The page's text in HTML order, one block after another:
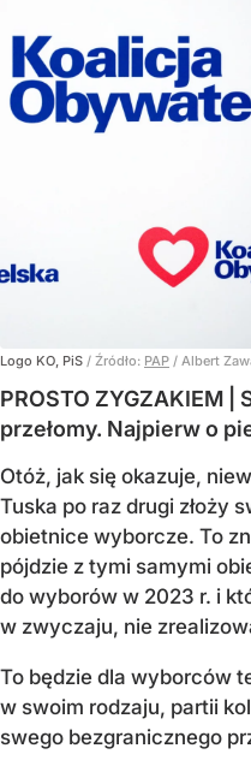
Logo KO, PiS / Źródło: PAP / Albert
PROSTO ZYGZAKIEM
przełomy. Najpierw o
Otóż, jak się okazuje,
Tuska po raz drugi złoży
obietnice wyborcze. To
pójdzie z tymi samymi
do wyborów w 2023 r. i
w zwyczaju, nie
To będzie dla wyborców
w swoim rodzaju, partii
swego bezgranicznego